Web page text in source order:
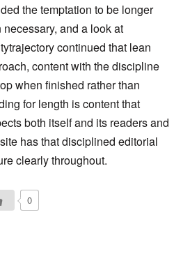
the temptation to be longer
necessary, and a look at
continued that lean
content with the discipline
when finished rather than
for length is content that
both itself and its readers and
has that disciplined editorial
clearly throughout.
0